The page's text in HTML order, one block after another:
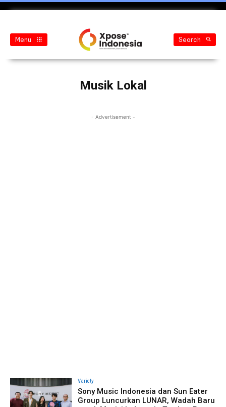
Menu Search
Musik Lokal
- Advertisement -
Variety
Sony Music Indonesia dan Sun Eater
Group Luncurkan LUNAR, Wadah Baru